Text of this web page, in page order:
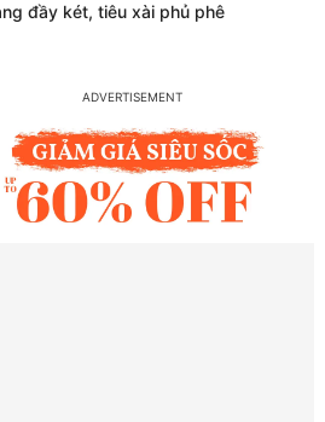
đầy két, tiêu xài phủ phê